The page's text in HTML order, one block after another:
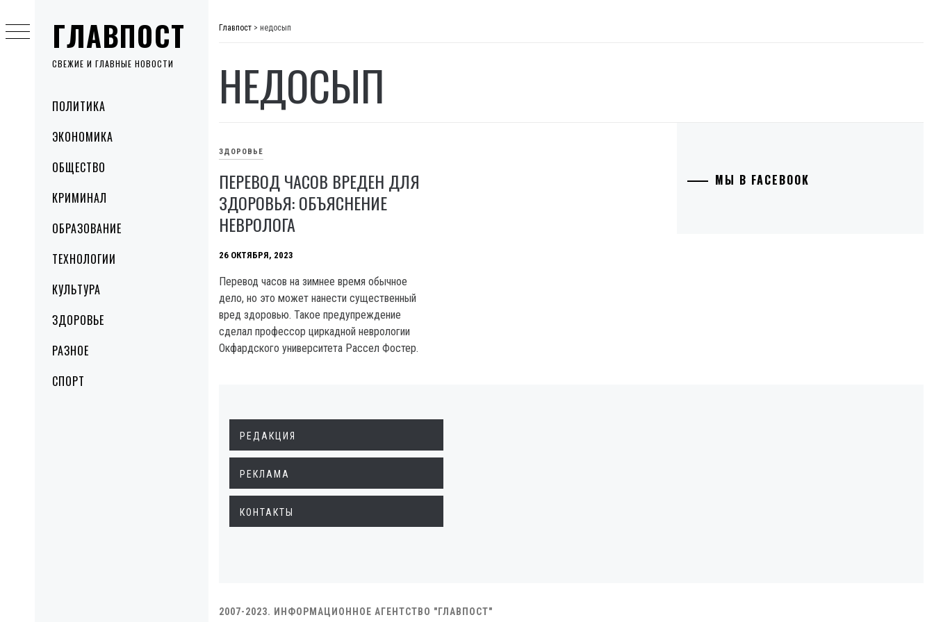
ГЛАВПОСТ
СВЕЖИЕ И ГЛАВНЫЕ НОВОСТИ
MenuПОЛИТИКА
ЭКОНОМИКА
ОБЩЕСТВО
КРИМИНАЛ
ОБРАЗОВАНИЕ
ТЕХНОЛОГИИ
КУЛЬТУРА
ЗДОРОВЬЕ
РАЗНОЕ
СПОРТ
to
content
Главпост > недосып
НЕДОСЫП
ЗДОРОВЬЕ
ПЕРЕВОД ЧАСОВ ВРЕДЕН ДЛЯ
ЗДОРОВЬЯ: ОБЪЯСНЕНИЕ
НЕВРОЛОГА
26 ОКТЯБРЯ, 2023
Перевод часов на зимнее время обычное
дело, но это может нанести существенный
вред здоровью. Такое предупреждение
сделал профессор циркадной неврологии
Окфардского университета Рассел Фостер.
МЫ В FACEBOOK
РЕДАКЦИЯ
РЕКЛАМА
КОНТАКТЫ
2007-2023. ИНФОРМАЦИОННОЕ АГЕНТСТВО "ГЛАВПОСТ"